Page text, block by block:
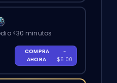
<30 minutos
COMPRA
AHORA
-
$6.00